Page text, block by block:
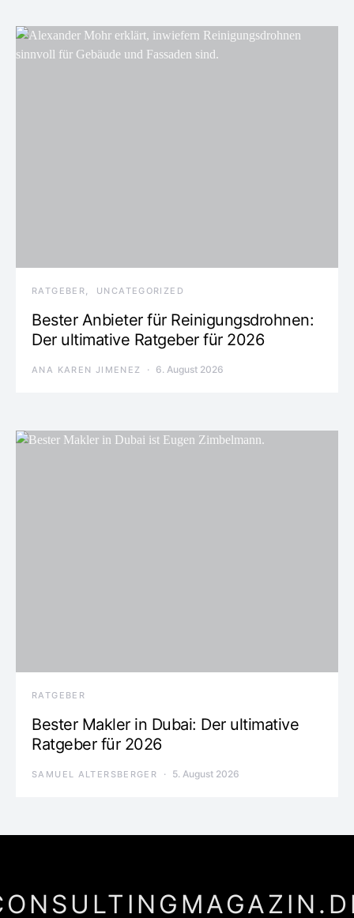
RATGEBER UNCATEGORIZED
Bester Anbieter für Reinigungsdrohnen:
Der ultimative Ratgeber für 2026
ANA KAREN JIMENEZ 6. August 2026
RATGEBER
Bester Makler in Dubai: Der ultimative
Ratgeber für 2026
SAMUEL ALTERSBERGER 5. August 2026